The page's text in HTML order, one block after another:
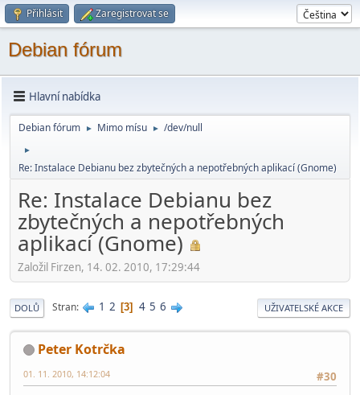
Přihlásit Zaregistrovat se
Debian fórum
Hlavní nabídka
Debian fórum ► Mimo mí­su ► /dev/null
►
Re: Instalace Debianu bez zbytečných a nepotřebných aplikací (Gnome)
Re: Instalace Debianu bez
zbytečných a nepotřebných
aplikací (Gnome)
Založil Firzen, 14. 02. 2010, 17:29:44
DOLŮ Stran 1 2 3 4 5 6 UŽIVATELSKÉ AKCE
Peter Kotrčka
#30
01. 11. 2010, 14:12:04